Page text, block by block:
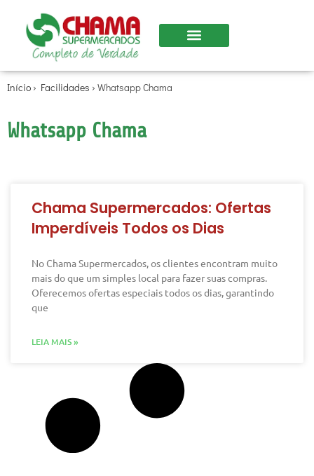
Início › Facilidades › Whatsapp Chama
Whatsapp Chama
Chama Supermercados: Ofertas
Imperdíveis Todos os Dias
No Chama Supermercados, os clientes encontram muito
mais do que um simples local para fazer suas compras.
Oferecemos ofertas especiais todos os dias, garantindo
que
LEIA MAIS »